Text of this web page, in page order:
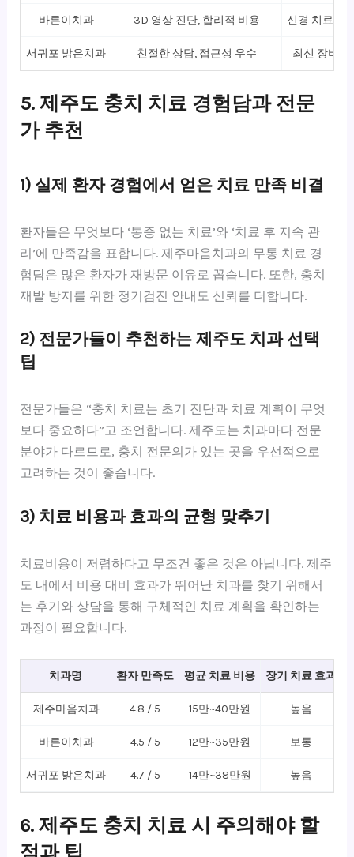
바른이치과 3D 영상 진단, 합리적 비용 신경 치료 경
서귀포 밝은치과 친절한 상담, 접근성 우수 최신 장비
5. 제주도 충치 치료 경험담과 전문
가 추천
1) 실제 환자 경험에서 얻은 치료 만족 비결
환자들은 무엇보다 ‘통증 없는 치료’와 ‘치료 후 지속 관
리’에 만족감을 표합니다. 제주마음치과의 무통 치료 경
험담은 많은 환자가 재방문 이유로 꼽습니다. 또한, 충치
재발 방지를 위한 정기검진 안내도 신뢰를 더합니다.
2) 전문가들이 추천하는 제주도 치과 선택
팁
전문가들은 “충치 치료는 초기 진단과 치료 계획이 무엇
보다 중요하다”고 조언합니다. 제주도는 치과마다 전문
분야가 다르므로, 충치 전문의가 있는 곳을 우선적으로
고려하는 것이 좋습니다.
3) 치료 비용과 효과의 균형 맞추기
치료비용이 저렴하다고 무조건 좋은 것은 아닙니다. 제주
도 내에서 비용 대비 효과가 뛰어난 치과를 찾기 위해서
는 후기와 상담을 통해 구체적인 치료 계획을 확인하는
과정이 필요합니다.
치과명 환자 만족도 평균 치료 비용 장기 치료 효과
제주마음치과 4.8 / 5 15만~40만원 높음
바른이치과 4.5 / 5 12만~35만원 보통
서귀포 밝은치과 4.7 / 5 14만~38만원 높음
6. 제주도 충치 치료 시 주의해야 할
점과 팁